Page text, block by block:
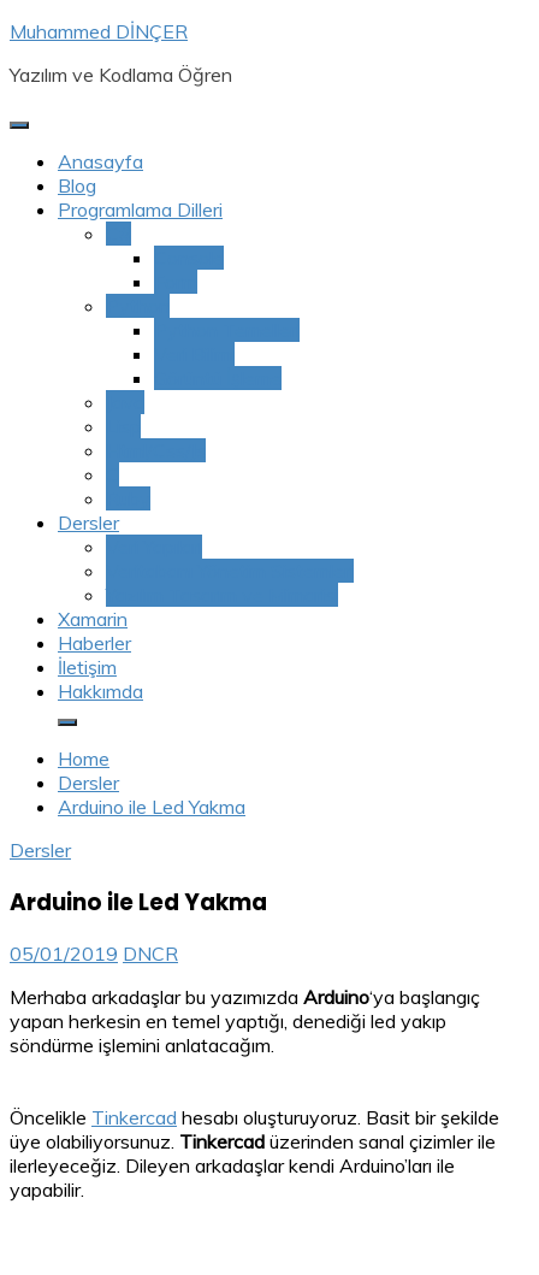
Skip
content
Muhammed DİNÇER
Yazılım ve Kodlama Öğren
Anasayfa
Blog
Programlama Dilleri
Dersler
Xamarin
Haberler
İletişim
Hakkımda
Home
Dersler
Arduino ile Led Yakma
Dersler
Arduino ile Led Yakma
05/01/2019 DNCR
Merhaba arkadaşlar bu yazımızda Arduino‘ya başlangıç
yapan herkesin en temel yaptığı, denediği led yakıp
söndürme işlemini anlatacağım.
Öncelikle Tinkercad hesabı oluşturuyoruz. Basit bir şekilde
üye olabiliyorsunuz. Tinkercad üzerinden sanal çizimler ile
ilerleyeceğiz. Dileyen arkadaşlar kendi Arduino’ları ile
yapabilir.